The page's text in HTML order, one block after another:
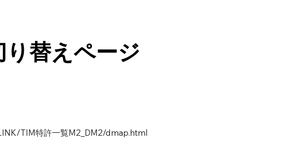
替えページ
TIM特許一覧M2_DM2/dmap.html